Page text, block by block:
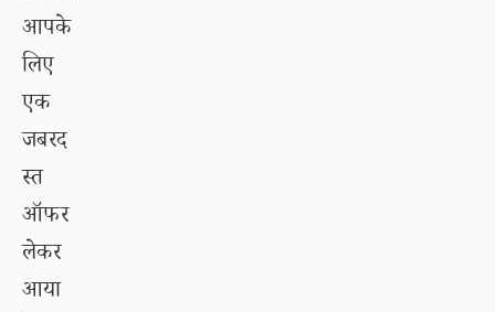
आपके
लिए
एक
जबरद
स्त
ऑफर
लेकर
आया